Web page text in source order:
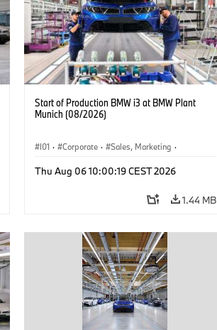
Start of Production BMW i3 at BMW Plant
Munich (08/2026)
I01 · Corporate · Sales, Marketing ·
Thu Aug 06 10:00:19 CEST 2026
1.44 MB